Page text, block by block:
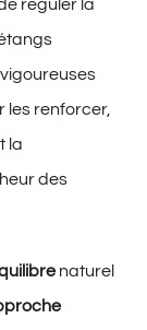
réguler la
les renforcer,
la
des
naturel